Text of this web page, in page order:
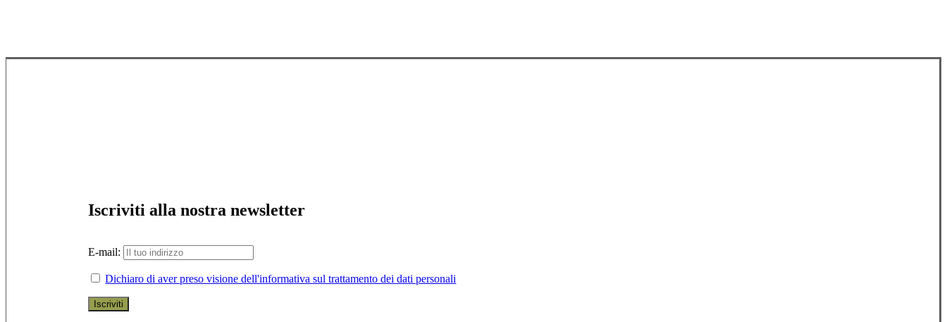
Iscriviti alla nostra newsletter
E-mail:
Dichiaro di aver preso visione dell'informativa sul trattamento dei dati personali